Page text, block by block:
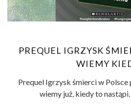
PREQUEL IGRZYSK
WIEMY
Prequel Igrzysk śmierci w Polsce
wiemy już, kiedy to